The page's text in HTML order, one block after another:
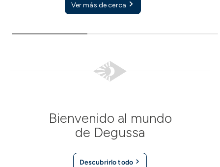
Ver más de cerca
Bienvenido al mundo
de Degussa
Descubrirlo todo